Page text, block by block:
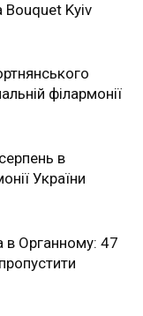
Bouquet Kyiv
філармонії
в
України
в Органному: 47